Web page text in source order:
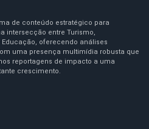
de conteúdo estratégico para
intersecção entre Turismo,
oferecendo análises
uma presença multimídia robusta que
reportagens de impacto a uma
crescimento.